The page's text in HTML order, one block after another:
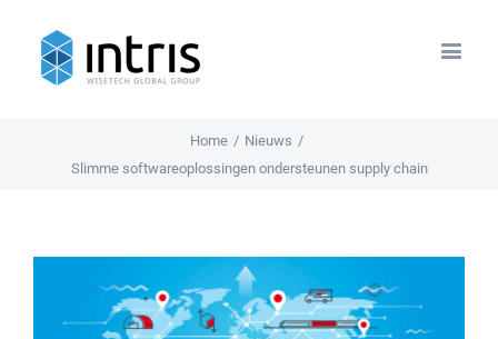
Home / Nieuws /
Slimme softwareoplossingen ondersteunen supply chain
Image